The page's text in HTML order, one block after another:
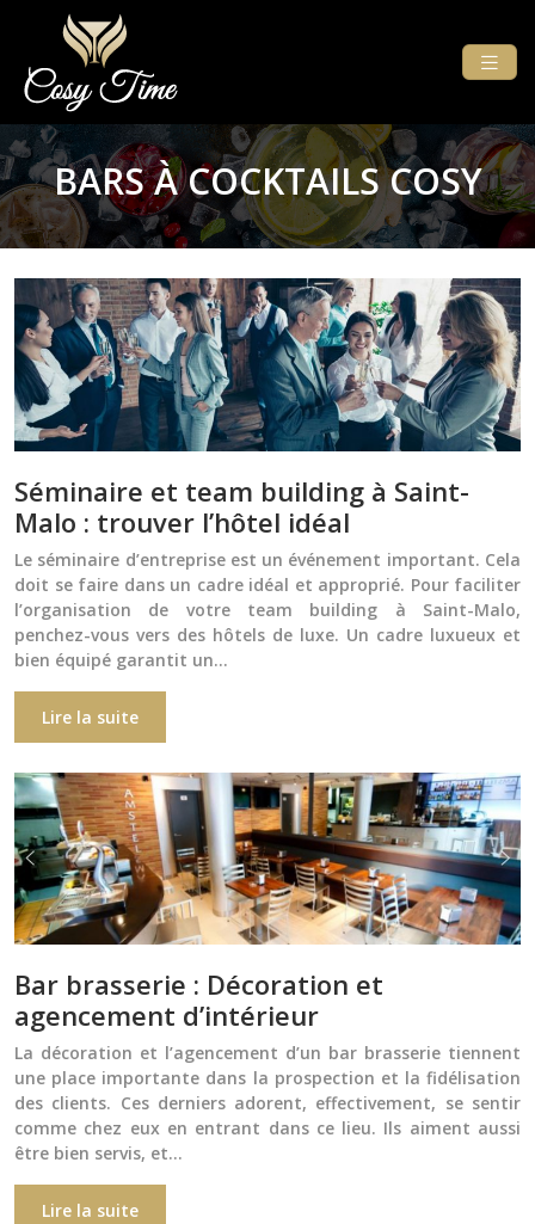
BARS À COCKTAILS COSY
Séminaire et team building à Saint-
Malo : trouver l’hôtel idéal
Le séminaire d’entreprise est un événement important. Cela
doit se faire dans un cadre idéal et approprié. Pour faciliter
l’organisation de votre team building à Saint-Malo,
penchez-vous vers des hôtels de luxe. Un cadre luxueux et
bien équipé garantit un…
Lire la suite
Bar brasserie : Décoration et
agencement d’intérieur
La décoration et l’agencement d’un bar brasserie tiennent
une place importante dans la prospection et la fidélisation
des clients. Ces derniers adorent, effectivement, se sentir
comme chez eux en entrant dans ce lieu. Ils aiment aussi
être bien servis, et…
Lire la suite